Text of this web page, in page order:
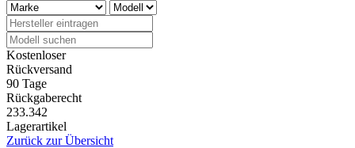
Kostenloser
Rückversand
90 Tage
Rückgaberecht
233.342
Lagerartikel
Zurück zur Übersicht